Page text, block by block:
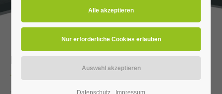
Frohe Weihnachten
– Zeit für neue Farben und Gedanken
Datenschutz Impressum